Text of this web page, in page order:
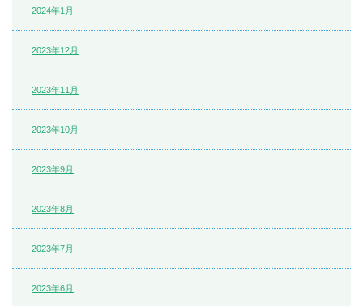
2024年1月
2023年12月
2023年11月
2023年10月
2023年9月
2023年8月
2023年7月
2023年6月